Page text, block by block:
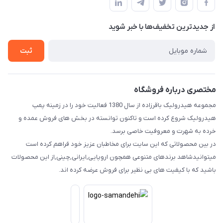
لیست محصولات
درباره ما
حریم خصوصی
راهنما
از جدید‌ترین تخفیف‌ها با‌ خبر شوید
ثبت
مختصری درباره فروشگاه
مجموعه هیدرولیک باقرزاده از سال 1380 فعالیت خود را در زمینه پمپ
هیدرولیک شروع کرده است و تاکنون توانسته در بخش های فروش عمده و
خرده به شهرت و معروفیت خاصی برسد.
در بین محصولاتی که این سایت برای مخاطبان عزیز خود فراهم کرده است
میتوانیدشاهد برندهای متنوعی همچون اروپایی,ایرانی,چینی,از این محصولات
باشید که با کیفیت های بی نظیر برای فروش عرضه کرده اند.